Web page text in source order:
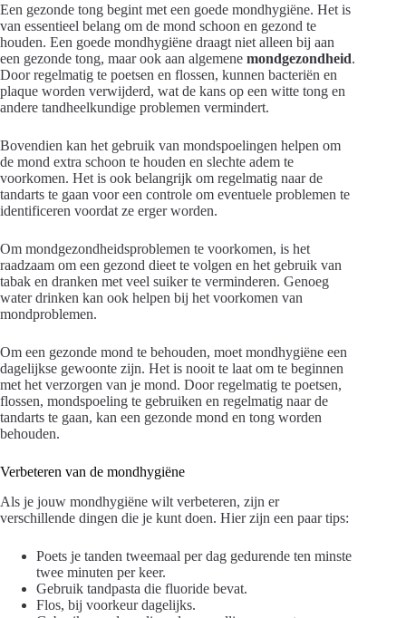
Een gezonde tong begint met een goede mondhygiëne. Het is
van essentieel belang om de mond schoon en gezond te
houden. Een goede mondhygiëne draagt niet alleen bij aan
een gezonde tong, maar ook aan algemene mondgezondheid.
Door regelmatig te poetsen en flossen, kunnen bacteriën en
plaque worden verwijderd, wat de kans op een witte tong en
andere tandheelkundige problemen vermindert.
Bovendien kan het gebruik van mondspoelingen helpen om
de mond extra schoon te houden en slechte adem te
voorkomen. Het is ook belangrijk om regelmatig naar de
tandarts te gaan voor een controle om eventuele problemen te
identificeren voordat ze erger worden.
Om mondgezondheidsproblemen te voorkomen, is het
raadzaam om een gezond dieet te volgen en het gebruik van
tabak en dranken met veel suiker te verminderen. Genoeg
water drinken kan ook helpen bij het voorkomen van
mondproblemen.
Om een gezonde mond te behouden, moet mondhygiëne een
dagelijkse gewoonte zijn. Het is nooit te laat om te beginnen
met het verzorgen van je mond. Door regelmatig te poetsen,
flossen, mondspoeling te gebruiken en regelmatig naar de
tandarts te gaan, kan een gezonde mond en tong worden
behouden.
Verbeteren van de mondhygiëne
Als je jouw mondhygiëne wilt verbeteren, zijn er
verschillende dingen die je kunt doen. Hier zijn een paar tips:
Poets je tanden tweemaal per dag gedurende ten minste
twee minuten per keer.
Gebruik tandpasta die fluoride bevat.
Flos, bij voorkeur dagelijks.